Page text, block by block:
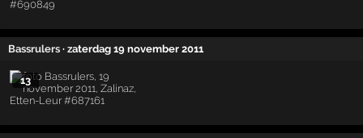
Bassrulers · zaterdag 19 november 2011
13